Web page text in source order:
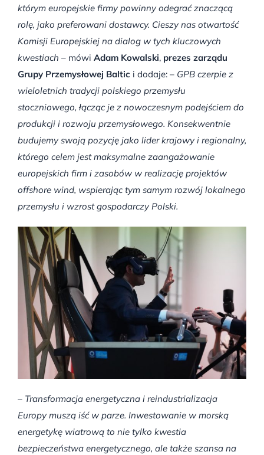
którym europejskie firmy powinny odegrać znaczącą
rolę, jako preferowani dostawcy. Cieszy nas otwartość
Komisji Europejskiej na dialog w tych kluczowych
kwestiach – mówi Adam Kowalski, prezes zarządu
Grupy Przemysłowej Baltic i dodaje: – GPB czerpie z
wieloletnich tradycji polskiego przemysłu
stoczniowego, łącząc je z nowoczesnym podejściem do
produkcji i rozwoju przemysłowego. Konsekwentnie
budujemy swoją pozycję jako lider krajowy i regionalny,
którego celem jest maksymalne zaangażowanie
europejskich firm i zasobów w realizację projektów
offshore wind, wspierając tym samym rozwój lokalnego
przemysłu i wzrost gospodarczy Polski.
– Transformacja energetyczna i reindustrializacja
Europy muszą iść w parze. Inwestowanie w morską
energetykę wiatrową to nie tylko kwestia
bezpieczeństwa energetycznego, ale także szansa na